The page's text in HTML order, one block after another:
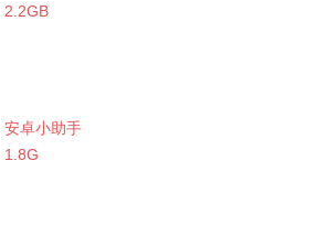
2.2GB
安卓小助手
1.8G